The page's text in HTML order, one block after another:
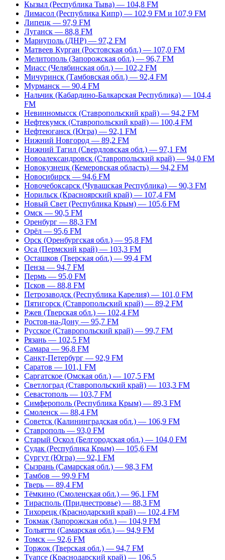
Кызыл (Республика Тыва) — 104,8 FM
Лимасол (Республика Кипр) — 102,9 FM и 107,9 FM
Липецк — 97,9 FM
Луганск — 88,8 FM
Мариуполь (ДНР) — 97,2 FM
Матвеев Курган (Ростовская обл.) — 107,0 FM
Мелитополь (Запорожская обл.) — 96,7 FM
Миасс (Челябинская обл.) — 102,2 FM
Мичуринск (Тамбовская обл.) — 92,4 FM
Мурманск — 90,4 FM
Нальчик (Кабардино-Балкарская Республика) — 104,4
FM
Невинномысск (Ставропольский край) — 94,2 FM
Нефтекумск (Ставропольский край) — 100,4 FM
Нефтеюганск (Югра) — 92,1 FM
Нижний Новгород — 89,2 FM
Нижний Тагил (Свердловская обл.) — 97,1 FM
Новоалександровск (Ставропольский край) — 94,0 FM
Новокузнецк (Кемеровская область) — 94,2 FM
Новосибирск — 94,6 FM
Новочебоксарск (Чувашская Республика) — 90,3 FM
Норильск (Красноярский край) — 107,4 FM
Новый Свет (Республика Крым) — 105,6 FM
Омск — 90,5 FM
Оренбург — 88,3 FM
Орёл — 95,6 FM
Орск (Оренбургская обл.) — 95,8 FM
Оса (Пермский край) — 103,3 FM
Осташков (Тверская обл.) — 99,4 FM
Пенза — 94,7 FM
Пермь — 95,0 FM
Псков — 88,8 FM
Петрозаводск (Республика Карелия) — 101,0 FM
Пятигорск (Ставропольский край) — 89,2 FM
Ржев (Тверская обл.) — 102,4 FM
Ростов-на-Дону — 95,7 FM
Русское (Ставропольский край) — 99,7 FM
Рязань — 102,5 FM
Самара — 96,8 FM
Санкт-Петербург — 92,9 FM
Саратов — 101,1 FM
Саргатское (Омская обл.) — 107,5 FM
Светлоград (Ставропольский край) — 103,3 FM
Севастополь — 103,7 FM
Симферополь (Республика Крым) — 89,3 FM
Смоленск — 88,4 FM
Советск (Калининградская обл.) — 106,9 FM
Ставрополь — 93,0 FM
Старый Оскол (Белгородская обл.) — 104,0 FM
Судак (Республика Крым) — 105,6 FM
Сургут (Югра) — 92,1 FM
Сызрань (Самарская обл.) — 98,3 FM
Тамбов — 99,9 FM
Тверь — 89,4 FM
Тёмкино (Смоленская обл.) — 96,1 FM
Тирасполь (Приднестровье) — 88,3 FM
Тихорецк (Краснодарский край) — 102,4 FM
Токмак (Запорожская обл.) — 104,9 FM
Тольятти (Самарская обл.) — 94,9 FM
Томск — 92,6 FM
Торжок (Тверская обл.) — 94,7 FM
Туапсе (Краснодарский край) — 106,5